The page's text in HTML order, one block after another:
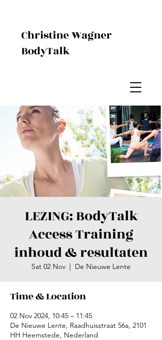
Christine Wagner
BodyTalk
LEZING: BodyTalk
Access Training
inhoud & resultaten
Sat 02 Nov
  |
De Nieuwe Lente
Time & Location
02 Nov 2024, 10:45 – 11:45
De Nieuwe Lente, Raadhuisstraat 56a, 2101
HH Heemstede, Nederland